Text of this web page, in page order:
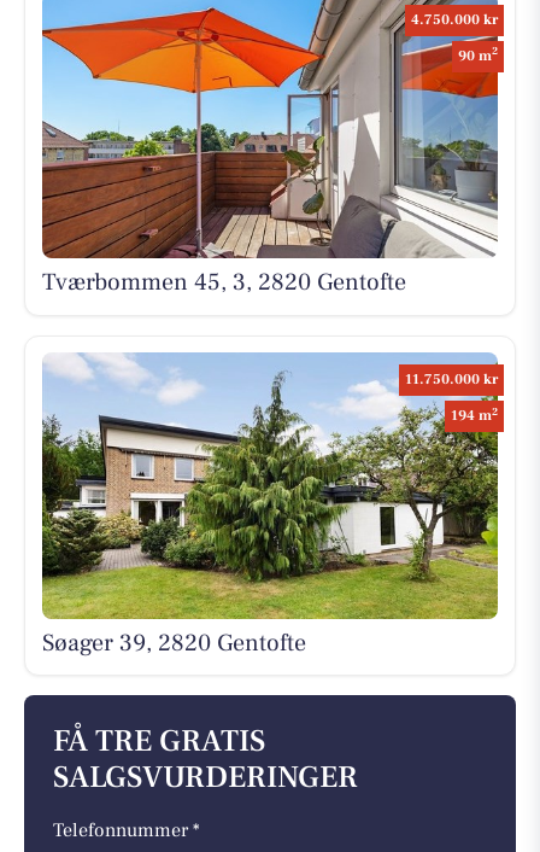
4.750.000 kr
90 m2
Tværbommen 45, 3, 2820 Gentofte
11.750.000 kr
194 m2
Søager 39, 2820 Gentofte
FÅ TRE GRATIS
SALGSVURDERINGER
Telefonnummer *